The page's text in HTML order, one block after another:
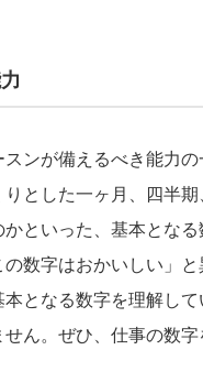
ンが備えるべき能力
りとした一ヶ月、四半
かといった、基本とな
の数字はおかいしい」
となる数字を理解し
ん。ぜひ、仕事の数